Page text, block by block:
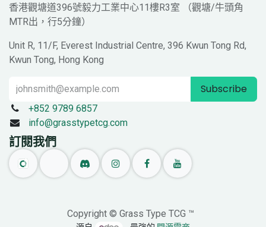
香港觀塘道396號毅力工業中心11樓R3室 （觀塘/牛頭角
MTR出，行5分鐘）
Unit R, 11/F, Everest Industrial Centre, 396 Kwun Tong Rd,
Kwun Tong, Hong Kong
Subscribe
+852 9789 6857
info@grasstypetcg.com
訂閱我們
Copyright © Grass Type TCG ™